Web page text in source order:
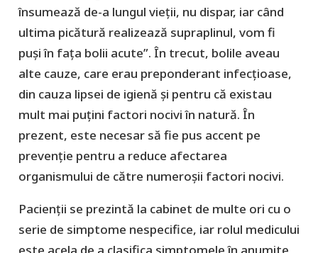
însumează de-a lungul vieții, nu dispar, iar când
ultima picătură realizează supraplinul, vom fi
puși în fața bolii acute”. În trecut, bolile aveau
alte cauze, care erau preponderant infecțioase,
din cauza lipsei de igienă și pentru că existau
mult mai puțini factori nocivi în natură. În
prezent, este necesar să fie pus accent pe
prevenție pentru a reduce afectarea
organismului de către numeroșii factori nocivi.
Pacienții se prezintă la cabinet de multe ori cu o
serie de simptome nespecifice, iar rolul medicului
este acela de a clasifica simptomele în anumite